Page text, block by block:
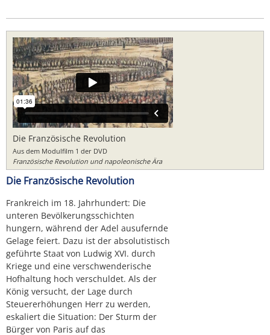
Die Französische Revolution
Aus dem Modulfilm 1 der DVD
Französische Revolution und napoleonische Ära
Die Französische Revolution
Frankreich im 18. Jahrhundert: Die
unteren Bevölkerungsschichten
hungern, während der Adel ausufernde
Gelage feiert. Dazu ist der absolutistisch
geführte Staat von Ludwig XVI. durch
Kriege und eine verschwenderische
Hofhaltung hoch verschuldet. Als der
König versucht, der Lage durch
Steuererhöhungen Herr zu werden,
eskaliert die Situation: Der Sturm der
Bürger von Paris auf das